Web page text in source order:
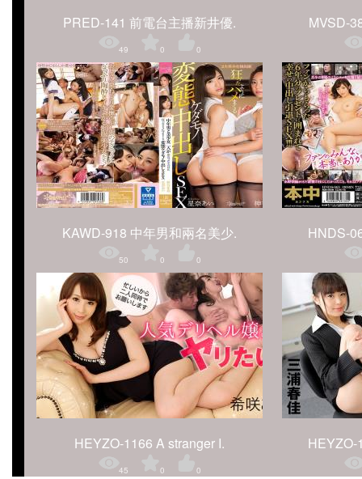
PRED-141 前電台主播新井優.
49 0 0
MVSD-
KAWD-918 中年男和兩名美少.
50 0 0
HNDS-
HEYZO-1166 A stranger I.
45 0 0
HEYZO-